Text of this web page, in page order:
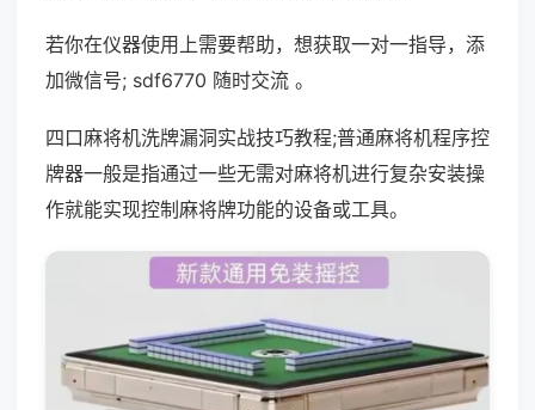
若你在仪器使用上需要帮助，想获取一对一指导，添
加微信号; sdf6770 随时交流 。
四口麻将机洗牌漏洞实战技巧教程;普通麻将机程序控
牌器一般是指通过一些无需对麻将机进行复杂安装操
作就能实现控制麻将牌功能的设备或工具。